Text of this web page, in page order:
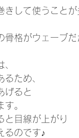
して使うことが
骨格がウェーブだ
るため、
げると
。
と目線が上がり
るのです♪